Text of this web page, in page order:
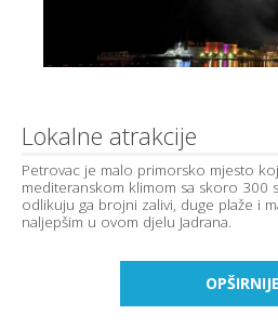
Lokalne atrakcije
Petrovac je malo primorsko mjesto
mediteranskom klimom sa skoro 300
odlikuju ga brojni zalivi, duge plaže i
naljepšim u ovom djelu Jadrana.
OPŠIRNIJE